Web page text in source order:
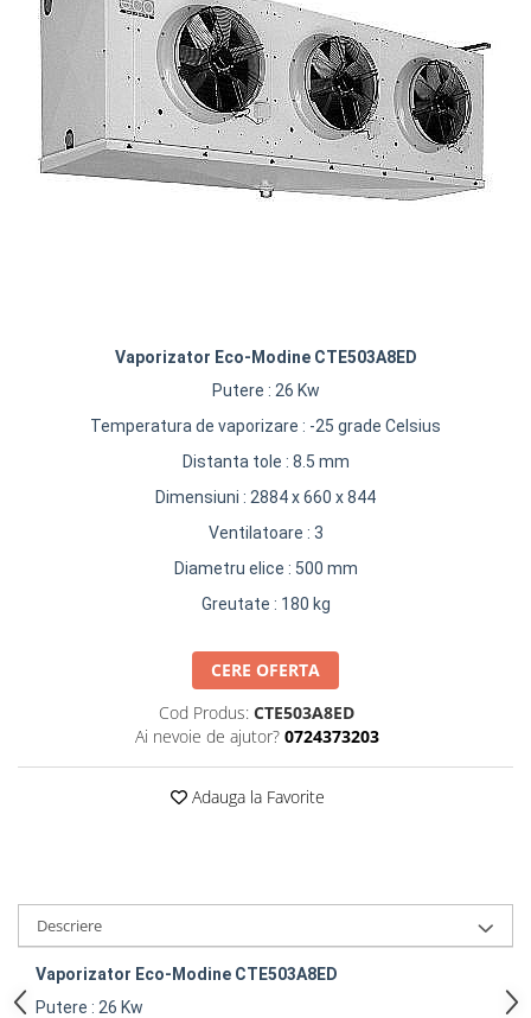
REZISTENTE DIGIVRARE
REZISTENTE SILICONICE
Uleiuri
Ventilatoare
Ventilatoare EbmPapst
Ventilatoare WEIGUANG
Compresoare Cubigel R134a
Compresoare Cubigel R404a
Compresoare Jiaxipera
VAPORIZATOARE LU-VE
Vaporizator Eco-Modine CTE503A8ED
Putere : 26 Kw
Temperatura de vaporizare : -25 grade Celsius
Distanta tole : 8.5 mm
Dimensiuni : 2884 x 660 x 844
Ventilatoare : 3
Diametru elice : 500 mm
Greutate : 180 kg
CERE OFERTA
Cod Produs: CTE503A8ED
Ai nevoie de ajutor? 0724373203
Adauga la Favorite
Descriere
Vaporizator Eco-Modine CTE503A8ED
Putere : 26 Kw